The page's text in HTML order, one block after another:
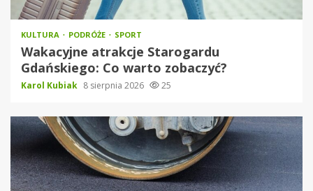
KULTURA PODRÓŻE SPORT
Wakacyjne atrakcje Starogardu
Gdańskiego: Co warto zobaczyć?
Karol Kubiak 8 sierpnia 2026 25